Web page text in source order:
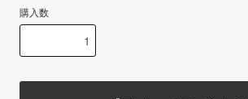
購入数